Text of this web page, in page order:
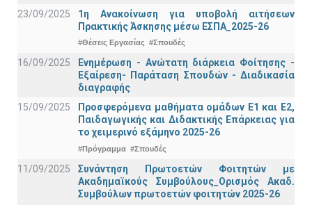
23/09/2025
1η Ανακοίνωση για υποβολή αιτήσεων
Πρακτικής Άσκησης μέσω ΕΣΠΑ_2025-26
#Θέσεις Εργασίας #Σπουδές
16/09/2025
Ενημέρωση - Ανώτατη διάρκεια Φοίτησης -
Εξαίρεση- Παράταση Σπουδών - Διαδικασία
διαγραφής
15/09/2025
Προσφερόμενα μαθήματα ομάδων Ε1 και Ε2,
Παιδαγωγικής και Διδακτικής Επάρκειας για
το χειμερινό εξάμηνο 2025-26
#Πρόγραμμα #Σπουδές
11/09/2025
Συνάντηση Πρωτοετών Φοιτητών με
Ακαδημαϊκούς Συμβούλους_Ορισμός Ακαδ.
Συμβούλων πρωτοετών φοιτητών 2025-26